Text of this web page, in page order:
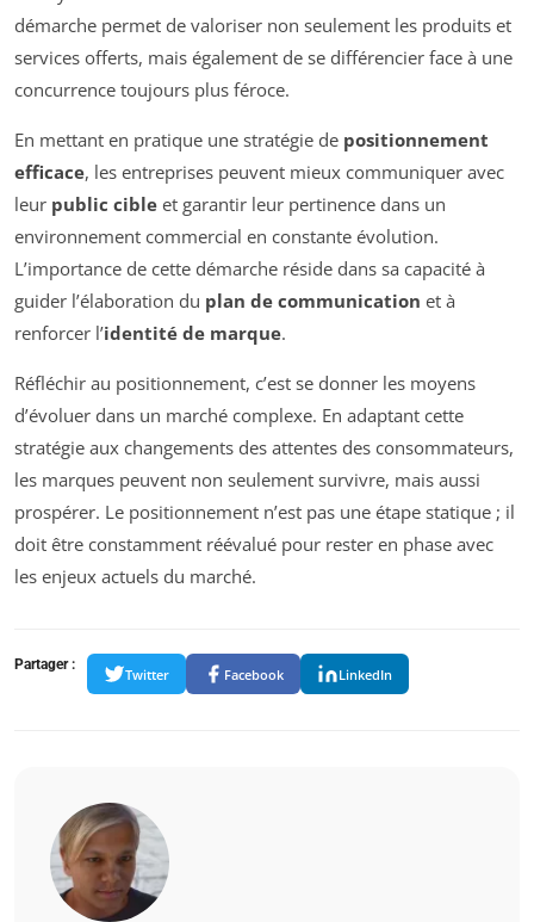
démarche permet de valoriser non seulement les produits et
services offerts, mais également de se différencier face à une
concurrence toujours plus féroce.
En mettant en pratique une stratégie de positionnement
efficace, les entreprises peuvent mieux communiquer avec
leur public cible et garantir leur pertinence dans un
environnement commercial en constante évolution.
L’importance de cette démarche réside dans sa capacité à
guider l’élaboration du plan de communication et à
renforcer l’identité de marque.
Réfléchir au positionnement, c’est se donner les moyens
d’évoluer dans un marché complexe. En adaptant cette
stratégie aux changements des attentes des consommateurs,
les marques peuvent non seulement survivre, mais aussi
prospérer. Le positionnement n’est pas une étape statique ; il
doit être constamment réévalué pour rester en phase avec
les enjeux actuels du marché.
Partager :
Twitter Facebook LinkedIn